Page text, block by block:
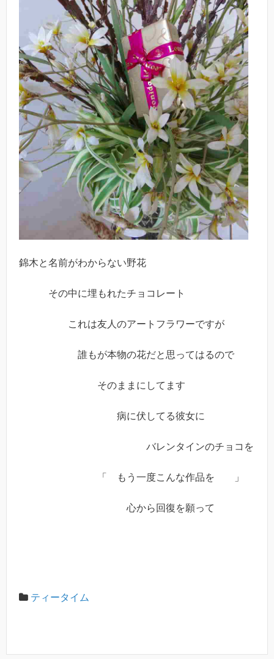
錦木と名前がわからない野花
その中に埋もれたチョコレート
これは友人のアートフラワーですが
誰もが本物の花だと思ってはるので
そのままにしてます
病に伏してる彼女に
バレンタインのチョコを
「 もう一度こんな作品を 」
心から回復を願って
ティータイム